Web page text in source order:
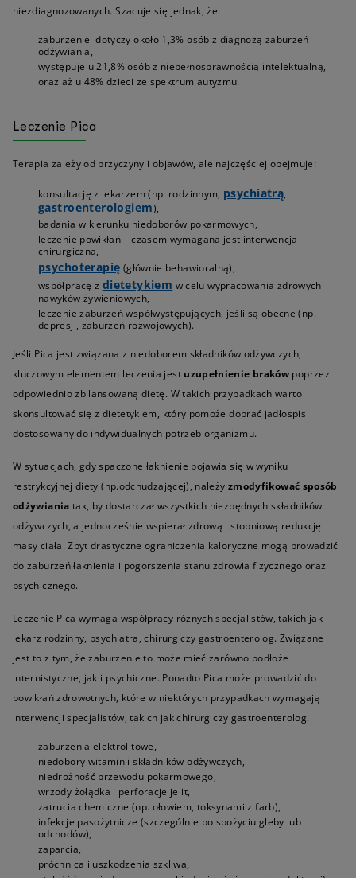
niezdiagnozowanych. Szacuje się jednak, że:
zaburzenie dotyczy około 1,3% osób z diagnozą zaburzeń
odżywiania,
występuje u 21,8% osób z niepełnosprawnością intelektualną,
oraz aż u 48% dzieci ze spektrum autyzmu.
Leczenie Pica
Terapia zależy od przyczyny i objawów, ale najczęściej obejmuje:
konsultację z lekarzem (np. rodzinnym, psychiatrą,
gastroenterologiem),
badania w kierunku niedoborów pokarmowych,
leczenie powikłań – czasem wymagana jest interwencja
chirurgiczna,
psychoterapię (głównie behawioralną),
współpracę z dietetykiem w celu wypracowania zdrowych
nawyków żywieniowych,
leczenie zaburzeń współwystępujących, jeśli są obecne (np.
depresji, zaburzeń rozwojowych).
Jeśli Pica jest związana z niedoborem składników odżywczych,
kluczowym elementem leczenia jest uzupełnienie braków poprzez
odpowiednio zbilansowaną dietę. W takich przypadkach warto
skonsultować się z dietetykiem, który pomoże dobrać jadłospis
dostosowany do indywidualnych potrzeb organizmu.
W sytuacjach, gdy spaczone łaknienie pojawia się w wyniku
restrykcyjnej diety (np.odchudzającej), należy zmodyfikować sposób
odżywiania tak, by dostarczał wszystkich niezbędnych składników
odżywczych, a jednocześnie wspierał zdrową i stopniową redukcję
masy ciała. Zbyt drastyczne ograniczenia kaloryczne mogą prowadzić
do zaburzeń łaknienia i pogorszenia stanu zdrowia fizycznego oraz
psychicznego.
Leczenie Pica wymaga współpracy różnych specjalistów, takich jak
lekarz rodzinny, psychiatra, chirurg czy gastroenterolog. Związane
jest to z tym, że zaburzenie to może mieć zarówno podłoże
internistyczne, jak i psychiczne. Ponadto Pica może prowadzić do
powikłań zdrowotnych, które w niektórych przypadkach wymagają
interwencji specjalistów, takich jak chirurg czy gastroenterolog.
zaburzenia elektrolitowe,
niedobory witamin i składników odżywczych,
niedrożność przewodu pokarmowego,
wrzody żołądka i perforacje jelit,
zatrucia chemiczne (np. ołowiem, toksynami z farb),
infekcje pasożytnicze (szczególnie po spożyciu gleby lub
odchodów),
zaparcia,
próchnica i uszkodzenia szkliwa,